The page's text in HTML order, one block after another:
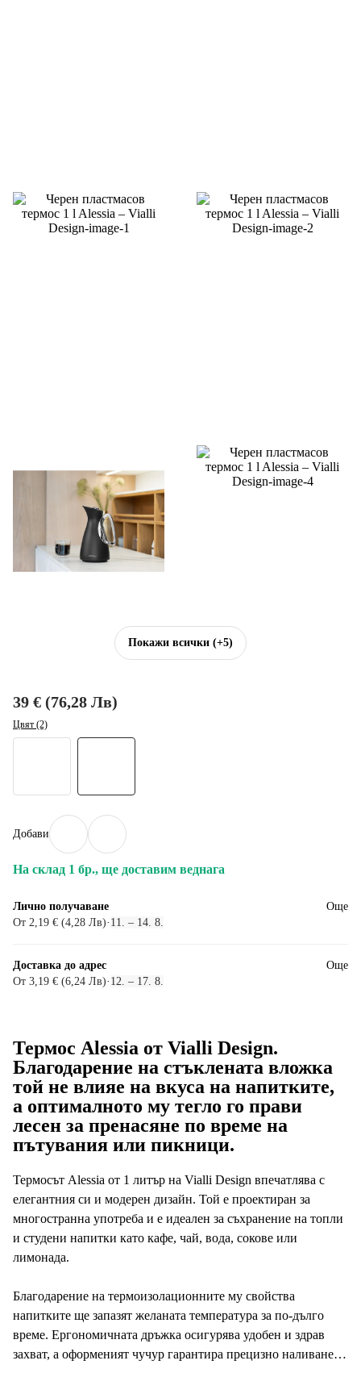
Покажи всички (+5)
39 € (76,28 Лв)
Цвят (2)
Добави
На склад 1 бр., ще доставим веднага
Лично получаване
От 2,19 € (4,28 Лв)· 11. – 14. 8.
Още
Доставка до адрес
От 3,19 € (6,24 Лв)· 12. – 17. 8.
Още
Термос Alessia от Vialli Design.
Благодарение на стъклената вложка
той не влияе на вкуса на напитките,
а оптималното му тегло го прави
лесен за пренасяне по време на
пътувания или пикници.
Термосът Alessia от 1 литър на Vialli Design впечатлява с
елегантния си и модерен дизайн. Той е проектиран за
многостранна употреба и е идеален за съхранение на топли
и студени напитки като кафе, чай, вода, сокове или
лимонада.
Благодарение на термоизолационните му свойства
напитките ще запазят желаната температура за по-дълго
време. Ергономичната дръжка осигурява удобен и здрав
захват, а оформеният чучур гарантира прецизно наливане